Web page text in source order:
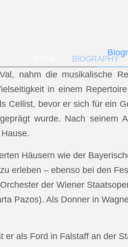
BIOGRAPHY
nahm die musikalische
in einem
Cellist, bevor er sich für ein
wurde. Nach
Häusern wie der
erleben – ebenso bei den
der Wiener
Pazos). Als Donner in
als Ford in Falstaff an der